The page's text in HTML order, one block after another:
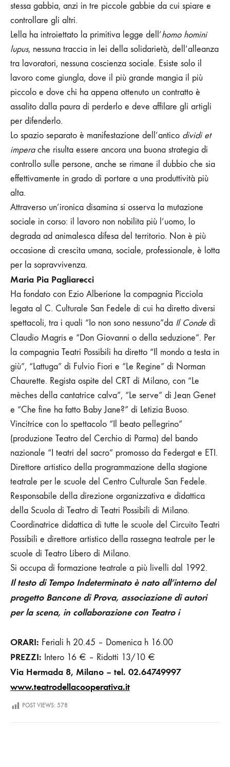
stessa gabbia, anzi in tre piccole gabbie da cui spiare e
controllare gli altri.
Lella ha introiettato la primitiva legge dell’homo homini
lupus, nessuna traccia in lei della solidarietà, dell’alleanza
tra lavoratori, nessuna coscienza sociale. Esiste solo il
lavoro come giungla, dove il più grande mangia il più
piccolo e dove chi ha appena ottenuto un contratto è
assalito dalla paura di perderlo e deve affilare gli artigli
per difenderlo.
Lo spazio separato è manifestazione dell’antico dividi et
imperache risulta essere ancora una buona strategia di
controllo sulle persone, anche se rimane il dubbio che sia
effettivamente in grado di portare a una produttività più
alta.
Attraverso un’ironica disamina si osserva la mutazione
sociale in corso: il lavoro non nobilita più l’uomo, lo
degrada ad animalesca difesa del territorio. Non è più
occasione di crescita umana, sociale, professionale, è lotta
per la sopravvivenza.
Maria Pia Pagliarecci
Ha fondato con Ezio Alberione la compagnia Picciola
legata al C. Culturale San Fedele di cui ha diretto diversi
spettacoli, tra i quali “Io non sono nessuno”da Il Conde di
Claudio Magris e “Don Giovanni o della seduzione”. Per
la compagnia Teatri Possibili ha diretto “Il mondo a testa in
giù”, “Lattuga” di Fulvio Fiori e “Le Regine” di Norman
Chaurette. Regista ospite del CRT di Milano, con “Le
mèches della cantatrice calva”, “Le serve” di Jean Genet
e “Che fine ha fatto Baby Jane?” di Letizia Buoso.
Vincitrice con lo spettacolo “Il beato pellegrino”
(produzione Teatro del Cerchio di Parma) del bando
nazionale “I teatri del sacro” promosso da Federgat e ETI.
Direttore artistico della programmazione della stagione
teatrale per le scuole del Centro Culturale San Fedele.
Responsabile della direzione organizzativa e didattica
della Scuola di Teatro di Teatri Possibili di Milano.
Coordinatrice didattica di tutte le scuole del Circuito Teatri
Possibili e direttore artistico della rassegna teatrale per le
scuole di Teatro Libero di Milano.
Si occupa di formazione teatrale a più livelli dal 1992.
Il testo di Tempo Indeterminato è nato all’interno del
progetto Bancone di Prova, associazione di autori
per la scena, in collaborazione con Teatro i
ORARI: Feriali h 20.45 – Domenica h 16.00
PREZZI: Intero 16 € – Ridotti 13/10 €
Via Hermada 8, Milano – tel. 02.64749997
www.teatrodellacooperativa.it
POST VIEWS: 578